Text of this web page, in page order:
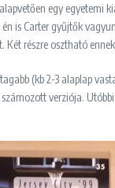
egy egyetemi
is Carter gyűjtők
részre osztható
(kb 2-3 alaplap
verziója.